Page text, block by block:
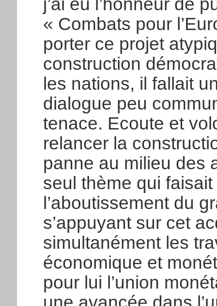
« Combats pour
porter ce projet
construction
les nations, il fallait
dialogue peu
tenace. Ecoute et
relancer la
panne au milieu des
seul thème qui
l’aboutissement du
s’appuyant sur cet
simultanément les
économique et
pour lui l’union